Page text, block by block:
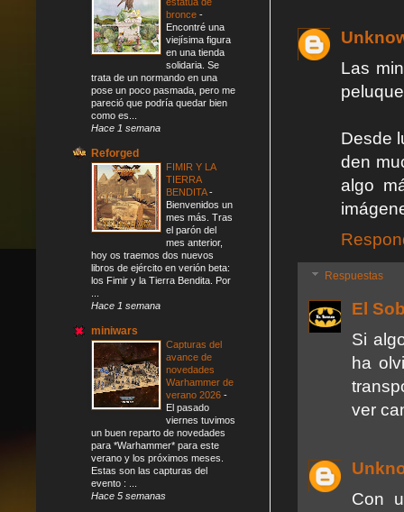
Las
Desde
den
algo
Respuestas
El
Si
ha
ver
Con
bronce -
Encontré una
viejísima figura
en una tienda
solidaria. Se
trata de un normando en una
pose un poco pasmada, pero me
pareció que podría quedar bien
como es...
Hace 1 semana
Reforged
FIMIR Y LA
TIERRA
BENDITA-
Bienvenidos un
mes más. Tras
el parón del
mes anterior,
hoy os traemos dos nuevos
libros de ejército en verión beta:
los Fimir y la Tierra Bendita. Por
Hace 1 semana
miniwars
Capturas del
avance de
novedades
Warhammer de
verano 2026 -
El pasado
viernes tuvimos
un buen reparto de novedades
para *Warhammer* para este
verano y los próximos meses.
Estas son las capturas del
evento : ...
Hace 5 semanas